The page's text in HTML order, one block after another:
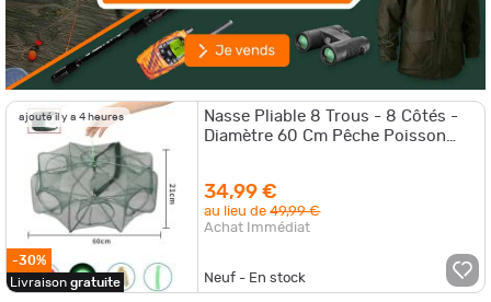
ajouté il y a 4 heures
-30%
Livraison gratuite
Nasse Pliable 8 Trous - 8 Côtés -
Diamètre 60 Cm Pêche Poisson
34,99 €
au lieu de49,99 €
Achat Immédiat
Neuf - En stock